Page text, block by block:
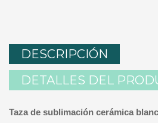
DESCRIPCIÓN
DETALLES DEL
Taza de sublimación cerámica